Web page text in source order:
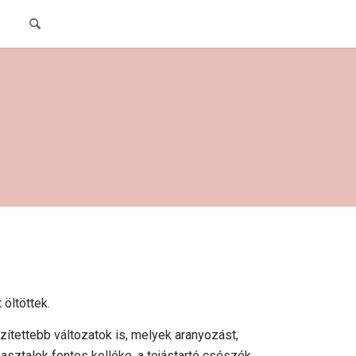
öltöttek.
változatok is, melyek aranyozást,